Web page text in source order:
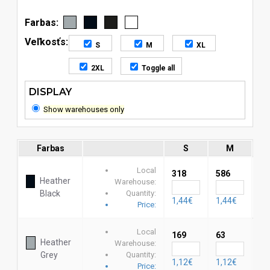
Farbas:
Veľkosťs:
S M XL
2XL Toggle all
DISPLAY
Show warehouses only
Farbas S M
Heather
Black
Local
Warehouse:
Quantity:
Price:
318
1,44€
586
1,44€
Heather
Grey
Local
Warehouse:
Quantity:
Price:
169
1,12€
63
1,12€